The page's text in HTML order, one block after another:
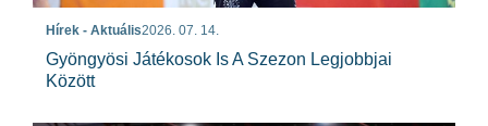
Hírek - Aktuális2026. 07. 14.
Gyöngyösi Játékosok Is A Szezon Legjobbjai
Között